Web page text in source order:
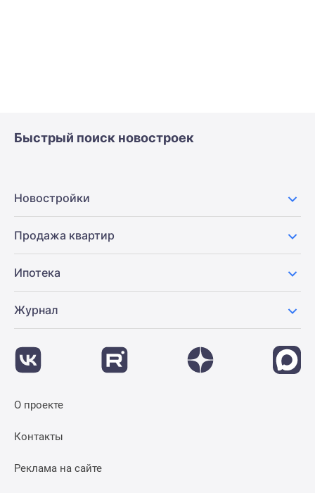
Быстрый поиск новостроек
Новостройки
Продажа квартир
Ипотека
Журнал
О проекте
Контакты
Реклама на сайте